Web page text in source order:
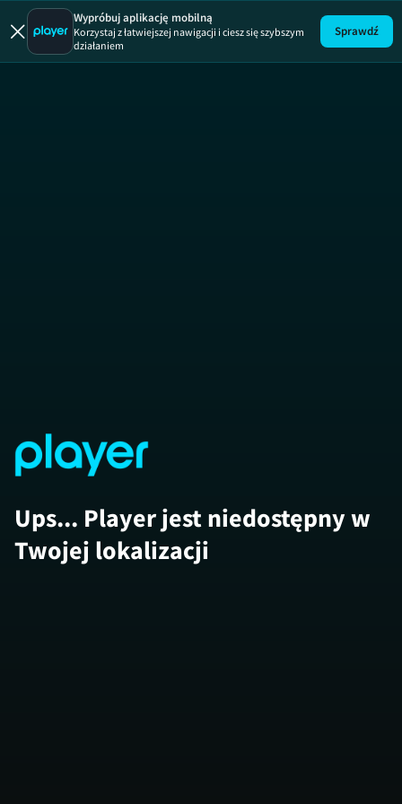
Wypróbuj aplikację mobilną
Korzystaj z łatwiejszej nawigacji i ciesz się szybszym
działaniem
Sprawdź
Ups... Player jest niedostępny w
Twojej lokalizacji